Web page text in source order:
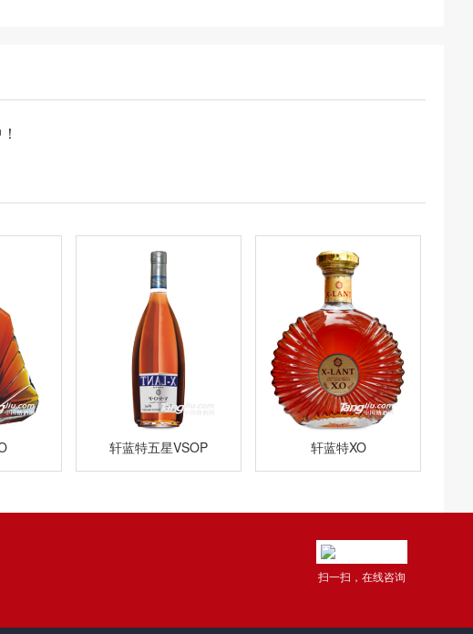
轩蓝特五星VSOP 轩蓝特XO
扫一扫，在线咨询